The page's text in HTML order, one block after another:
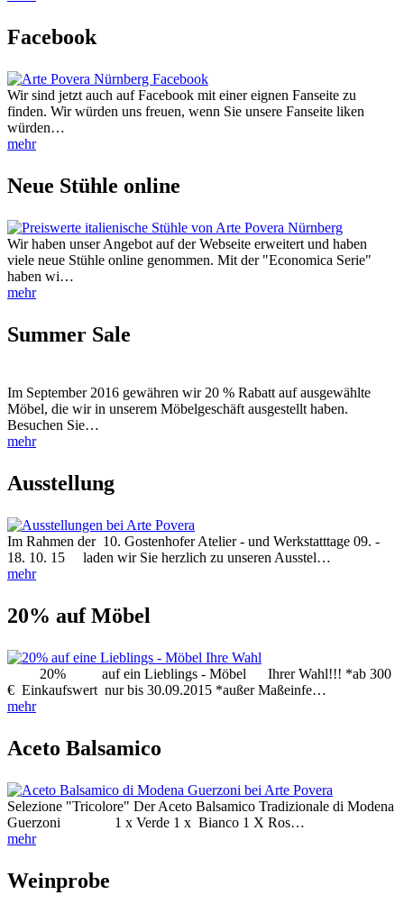
Facebook
Wir sind jetzt auch auf Facebook mit einer eignen Fanseite zu
finden. Wir würden uns freuen, wenn Sie unsere Fanseite liken
würden…
mehr
Neue Stühle online
Wir haben unser Angebot auf der Webseite erweitert und haben
viele neue Stühle online genommen. Mit der "Economica Serie"
haben wi…
mehr
Summer Sale
Im September 2016 gewähren wir 20 % Rabatt auf ausgewählte
Möbel, die wir in unserem Möbelgeschäft ausgestellt haben.
Besuchen Sie…
mehr
Ausstellung
Im Rahmen der 10. Gostenhofer Atelier - und Werkstatttage 09. -
18. 10. 15 laden wir Sie herzlich zu unseren Ausstel…
mehr
20% auf Möbel
20% auf ein Lieblings - Möbel Ihrer Wahl!!! *ab 300
€ Einkaufswert nur bis 30.09.2015 *außer Maßeinfe…
mehr
Aceto Balsamico
Selezione "Tricolore" Der Aceto Balsamico Tradizionale di Modena
Guerzoni 1 x Verde 1 x Bianco 1 X Ros…
mehr
Weinprobe